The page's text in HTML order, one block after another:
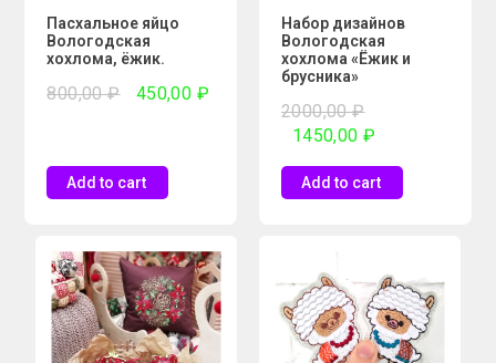
Пасхальное яйцо
Вологодская
хохлома, ёжик.
800,00₽ 450,00 ₽
Add to cart
Набор дизайнов
Вологодская
хохлома «Ёжик и
брусника»
2000,00₽
1450,00₽
Add to cart